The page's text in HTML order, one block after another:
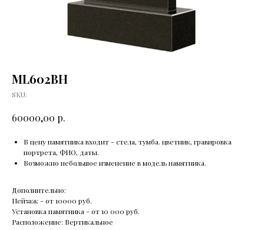
ML602BH
SKU:
60000,00 р.
В цену памятника входит - стела, тумба. цветник, гравировка
портрета, ФИО, даты.
Возможно небольшое изменение в модель памятника.
Дополнительно:
Пейзаж - от 10000 руб.
Установка памятника - от 10 000 руб.
Расположение: Вертикальное